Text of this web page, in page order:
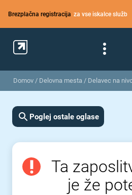
Brezplačna registracija za vse iskalce služb
Domov / Delovna mesta / Delavec na
Poglej ostale oglase
Ta
je že